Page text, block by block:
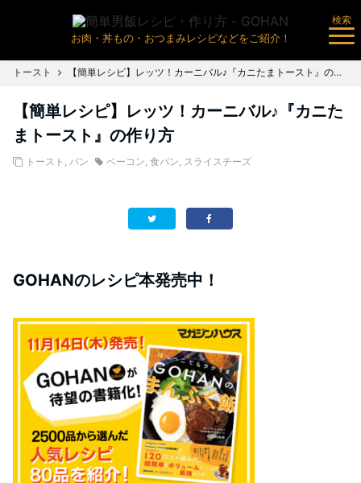
お肉・丼もの・おつまみレシピなどをご紹介！
検索
トースト 【簡単レシピ】レッツ！カーニバル♪『カニたまトースト』の作り方
【簡単レシピ】レッツ！カーニバル♪『カニた
まトースト』の作り方
トースト , パン ベーコン, 食パン, スライスチーズ
GOHANのレシピ本発売中！